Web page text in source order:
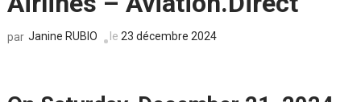
par Janine RUBIO le 23 décembre 2024